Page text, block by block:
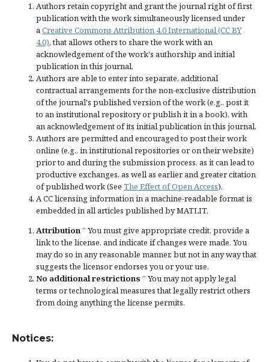
Authors retain copyright and grant the journal right of first
publication with the work simultaneously licensed under
aCreative Commons Attribution 4.0 International (CC BY
4.0), that allows others to share the work with an
acknowledgement of the work's authorship and initial
publication in this journal.
Authors are able to enter into separate, additional
contractual arrangements for the non-exclusive distribution
of the journal's published version of the work (e.g., post it
to an institutional repository or publish it in a book), with
an acknowledgement of its initial publication in this journal.
Authors are permitted and encouraged to post their work
online (e.g., in institutional repositories or on their website)
prior to and during the submission process, as it can lead to
productive exchanges, as well as earlier and greater citation
of published work (See The Effect of Open Access).
A CC licensing information in a machine-readable format is
embedded in all articles published by MATLIT.
Attribution” You must give appropriate credit, provide a
link to the license, andindicate if changes were made. You
may do so in any reasonable manner, but not in any way that
suggests the licensor endorses you or your use.
No additional restrictions ” You may not apply legal
terms ortechnological measuresthat legally restrict others
from doing anything the license permits.
Notices: